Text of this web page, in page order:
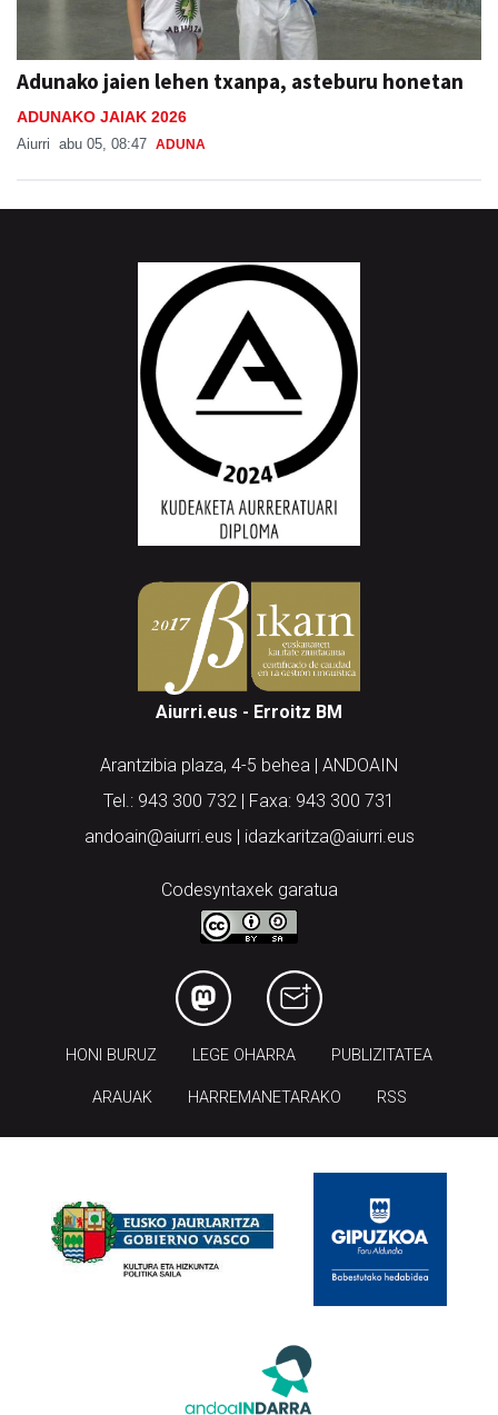
Adunako jaien lehen txanpa, asteburu honetan
ADUNAKO JAIAK 2026
Aiurri abu 05, 08:47 ADUNA
Aiurri.eus - Erroitz BM
Arantzibia plaza, 4-5 behea | ANDOAIN
Tel.: 943 300 732 | Faxa: 943 300 731
andoain@aiurri.eus | idazkaritza@aiurri.eus
Codesyntaxek garatua
HONI BURUZ LEGE OHARRA PUBLIZITATEA
ARAUAK HARREMANETARAKO RSS